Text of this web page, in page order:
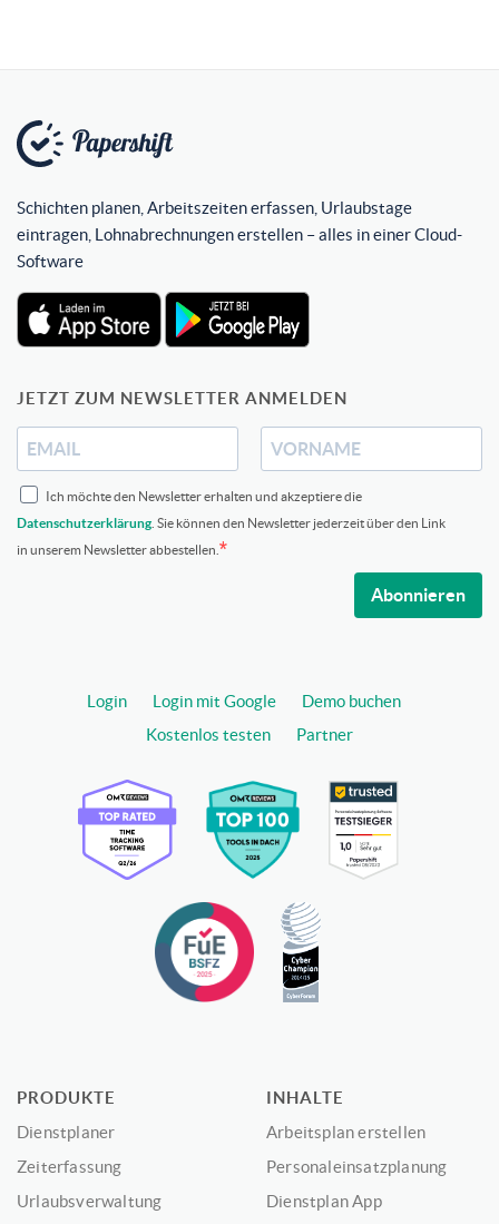
Schichten planen, Arbeitszeiten erfassen, Urlaubstage
eintragen, Lohnabrechnungen erstellen – alles in einer Cloud-
Software
JETZT ZUM NEWSLETTER ANMELDEN
Ich möchte den Newsletter erhalten und akzeptiere die
Datenschutzerklärung . Sie können den Newsletter jederzeit über den Link
in unserem Newsletter abbestellen.
Abonnieren
Login Login mit Google
Demo buchen
Kostenlos testen
Partner
PRODUKTE
Dienstplaner
Zeiterfassung
Urlaubsverwaltung
INHALTE
Arbeitsplan erstellen
Personaleinsatzplanung
Dienstplan App